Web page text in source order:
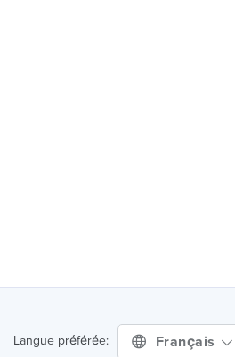
Langue préférée: Français